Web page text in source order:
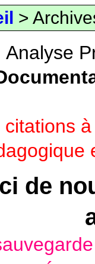
>
Analyse
citations
de